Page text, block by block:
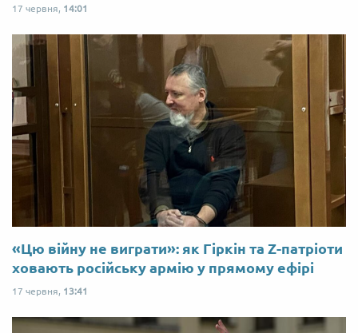
17 червня, 14:01
«Цю війну не виграти»: як Гіркін та Z-патріоти
ховають російську армію у прямому ефірі
17 червня, 13:41